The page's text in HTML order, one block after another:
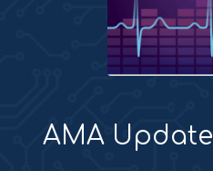
AMA Update